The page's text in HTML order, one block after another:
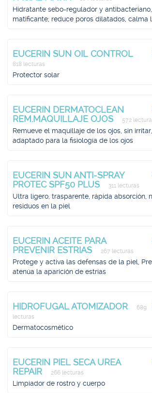
Hidratante sebo-regulador y
matificante; reduce poros dilatados, calma
EUCERIN SUN OIL CONTROL
818 lecturas
Protector solar
EUCERIN DERMATOCLEAN
REM.MAQUILLAJE OJOS
572
Remueve el maquillaje de los ojos, sin
adaptado para la fisiología de los ojos
EUCERIN SUN ANTI-SPRAY
PROTEC SPF50 PLUS
311 lecturas
Ultra ligero, trasparente, rápida absorción,
residuos en la piel
EUCERIN ACEITE PARA
PREVENIR ESTRIAS
267 lecturas
Protege y activa las defensas de la piel,
atenúa la aparición de estrías
HIDROFUGAL ATOMIZADOR
689
lecturas
Dermatocosmético
EUCERIN PIEL SECA UREA
REPAIR
266 lecturas
Limpiador de rostro y cuerpo